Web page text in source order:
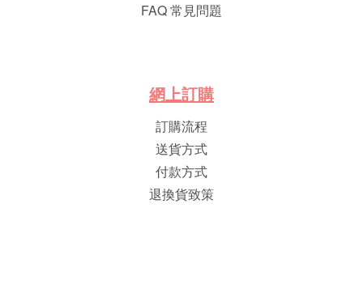
FAQ 常見問題
網上訂購
訂購流程
送貨方式
付款方式
退換貨致策